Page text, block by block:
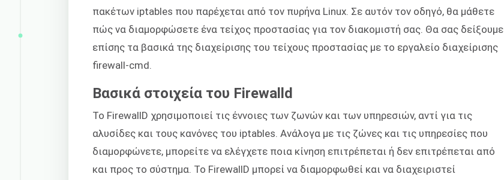
πακέτων iptables που παρέχεται από τον πυρήνα Linux. Σε αυτόν τον οδηγό, θα μάθετε
πώς να διαμορφώσετε ένα τείχος προστασίας για τον διακομιστή σας. Θα σας δείξουμε
επίσης τα βασικά της διαχείρισης του τείχους προστασίας με το εργαλείο διαχείρισης
firewall-cmd.
Βασικά στοιχεία του Firewalld
Το FirewallD χρησιμοποιεί τις έννοιες των ζωνών και των υπηρεσιών, αντί για τις
αλυσίδες και τους κανόνες του iptables. Ανάλογα με τις ζώνες και τις υπηρεσίες που
διαμορφώνετε, μπορείτε να ελέγχετε ποια κίνηση επιτρέπεται ή δεν επιτρέπεται από
και προς το σύστημα. Το FirewallD μπορεί να διαμορφωθεί και να διαχειριστεί